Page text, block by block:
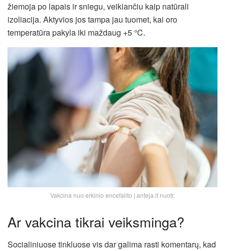
žiemoja po lapais ir sniegu, veikiančiu kaip natūrali
izoliacija. Aktyvios jos tampa jau tuomet, kai oro
temperatūra pakyla iki maždaug +5 °C.
Vakcina nuo erkinio encefalito | anteja.lt nuotr.
Ar vakcina tikrai veiksminga?
Socialiniuose tinkluose vis dar galima rasti komentarų, kad